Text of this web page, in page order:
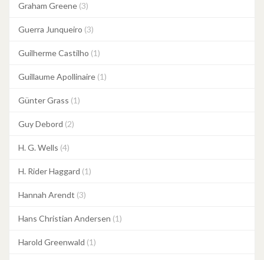
Graham Greene (3)
Guerra Junqueiro (3)
Guilherme Castilho (1)
Guillaume Apollinaire (1)
Günter Grass (1)
Guy Debord (2)
H. G. Wells (4)
H. Rider Haggard (1)
Hannah Arendt (3)
Hans Christian Andersen (1)
Harold Greenwald (1)